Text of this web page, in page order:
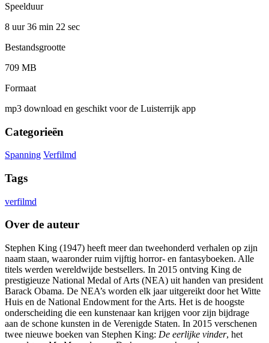
Speelduur
8 uur 36 min 22 sec
Bestandsgrootte
709 MB
Formaat
mp3 download en geschikt voor de Luisterrijk app
Categorieën
Spanning Verfilmd
Tags
verfilmd
Over de auteur
Stephen King (1947) heeft meer dan tweehonderd verhalen op zijn
naam staan, waaronder ruim vijftig horror- en fantasyboeken. Alle
titels werden wereldwijde bestsellers. In 2015 ontving King de
prestigieuze National Medal of Arts (NEA) uit handen van president
Barack Obama. De NEA’s worden elk jaar uitgereikt door het Witte
Huis en de National Endowment for the Arts. Het is de hoogste
onderscheiding die een kunstenaar kan krijgen voor zijn bijdrage
aan de schone kunsten in de Verenigde Staten. In 2015 verschenen
twee nieuwe boeken van Stephen King: De eerlijke vinder, het